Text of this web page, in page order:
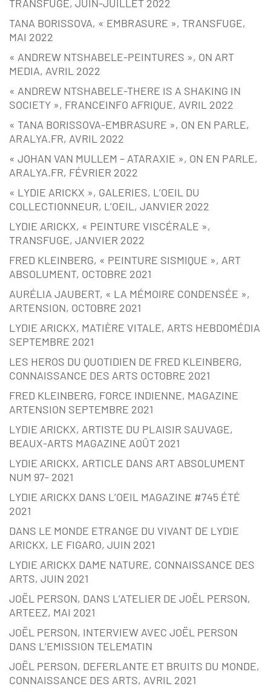
TRANSFUGE, JUIN-JUILLET 2022
TANA BORISSOVA, « EMBRASURE », TRANSFUGE,
MAI 2022
« ANDREW NTSHABELE-PEINTURES », ON ART
MEDIA, AVRIL 2022
« ANDREW NTSHABELE-THERE IS A SHAKING IN
SOCIETY », FRANCEINFO AFRIQUE, AVRIL 2022
« TANA BORISSOVA-EMBRASURE », ON EN PARLE,
ARALYA.FR, AVRIL 2022
« JOHAN VAN MULLEM – ATARAXIE », ON EN PARLE,
ARALYA.FR, FÉVRIER 2022
« LYDIE ARICKX », GALERIES, L’OEIL DU
COLLECTIONNEUR, L’OEIL, JANVIER 2022
LYDIE ARICKX, « PEINTURE VISCÉRALE »,
TRANSFUGE, JANVIER 2022
FRED KLEINBERG, « PEINTURE SISMIQUE », ART
ABSOLUMENT, OCTOBRE 2021
AURÉLIA JAUBERT, « LA MÉMOIRE CONDENSÉE »,
ARTENSION, OCTOBRE 2021
LYDIE ARICKX, MATIÈRE VITALE, ARTS HEBDOMÉDIA
SEPTEMBRE 2021
LES HEROS DU QUOTIDIEN DE FRED KLEINBERG,
CONNAISSANCE DES ARTS OCTOBRE 2021
FRED KLEINBERG, FORCE INDIENNE, MAGAZINE
ARTENSION SEPTEMBRE 2021
LYDIE ARICKX, ARTISTE DU PLAISIR SAUVAGE,
BEAUX-ARTS MAGAZINE AOÛT 2021
LYDIE ARICKX, ARTICLE DANS ART ABSOLUMENT
NUM 97- 2021
LYDIE ARICKX DANS L’OEIL MAGAZINE #745 ÉTÉ
2021
DANS LE MONDE ETRANGE DU VIVANT DE LYDIE
ARICKX, LE FIGARO, JUIN 2021
LYDIE ARICKX DAME NATURE, CONNAISSANCE DES
ARTS, JUIN 2021
JOËL PERSON, DANS L’ATELIER DE JOËL PERSON,
ARTEEZ, MAI 2021
JOËL PERSON, INTERVIEW AVEC JOËL PERSON
DANS L’EMISSION TELEMATIN
JOËL PERSON, DEFERLANTE ET BRUITS DU MONDE,
CONNAISSANCE DES ARTS, AVRIL 2021